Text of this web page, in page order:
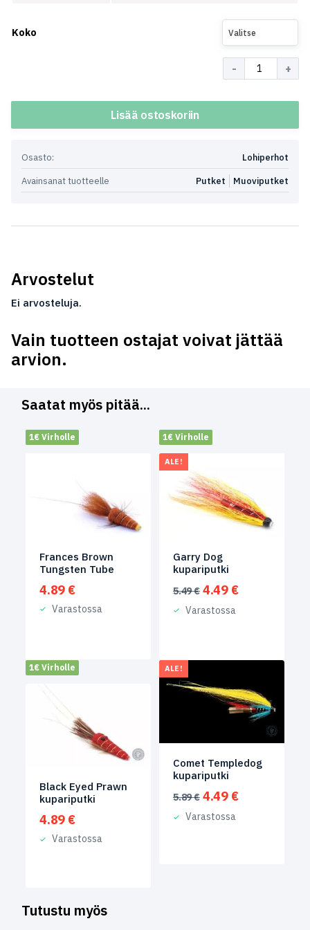
Koko Valitse
Lisää ostoskoriin
Osasto:
Lohiperhot
Avainsanat tuotteelle
Muoviputket
Putket
Arvostelut
Ei arvosteluja.
Vain tuotteen ostajat voivat jättää
arvion.
Saatat myös pitää...
1€ Virholle
Frances Brown
Tungsten Tube
4.89 €
Varastossa
1€ Virholle
ALE!
Garry Dog
kupariputki
5.49€ Alkuperäinen
hinta
oli:
4.49 €Nykyinen
Varastossa
1€ Virholle
Black Eyed Prawn
kupariputki
4.89 €
Varastossa
ALE!
Comet Templedog
kupariputki
5.89€ Alkuperäinen
hinta
oli:
4.49 €Nykyinen
Varastossa
Tutustu myös